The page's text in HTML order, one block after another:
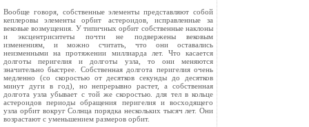
Вообще говоря, собственные элементы представляют собой
кеплеровы элементы орбит астероидов, исправленные за
вековые возмущения. У типичных орбит собственные наклоны
и эксцентриситеты почти не подвержены вековым
изменениям, и можно считать, что они оставались
неизменными на протяжении миллиарда лет. Что касается
долготы перигелия и долготы узла, то они меняются
значительно быстрее. Собственная долгота перигелия очень
медленно (со скоростью от десятков секунды до десятков
минут дуги в год), но непрерывно растет, а собственная
долгота узла убывает с той же скоростью. для тел в кольце
астероидов периоды обращения перигелия и восходящего
узла орбит вокруг Солнца порядка нескольких тысяч лет. Они
возрастают с уменьшением размеров орбит.